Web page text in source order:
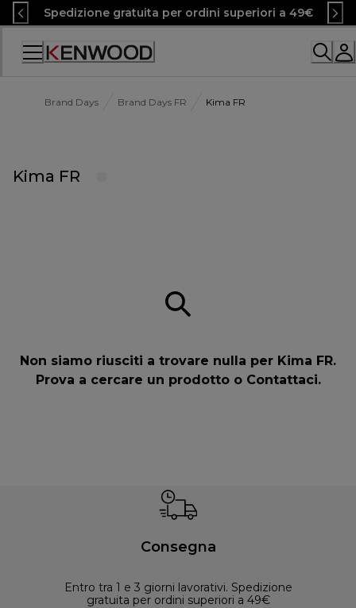
Skip
to
Content
Spedizione gratuita per ordini superiori a 49€
Accessibility
Brand Days Brand Days FR Kima FR
Kima FR
Non siamo riusciti a trovare nulla per Kima FR.
Prova a cercare un prodotto o Contattaci.
Consegna
Entro tra 1 e 3 giorni lavorativi. Spedizione
gratuita per ordini superiori a 49€